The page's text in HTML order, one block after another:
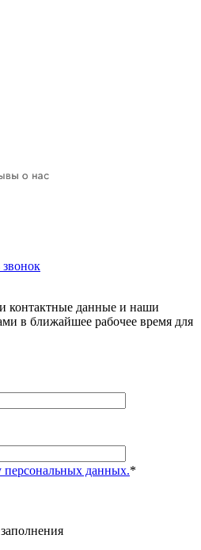
звонок
контактные данные и наши
в ближайшее рабочее время для
персональных данных.*